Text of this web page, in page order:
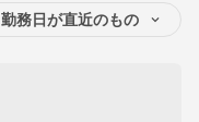
勤務日が直近のもの